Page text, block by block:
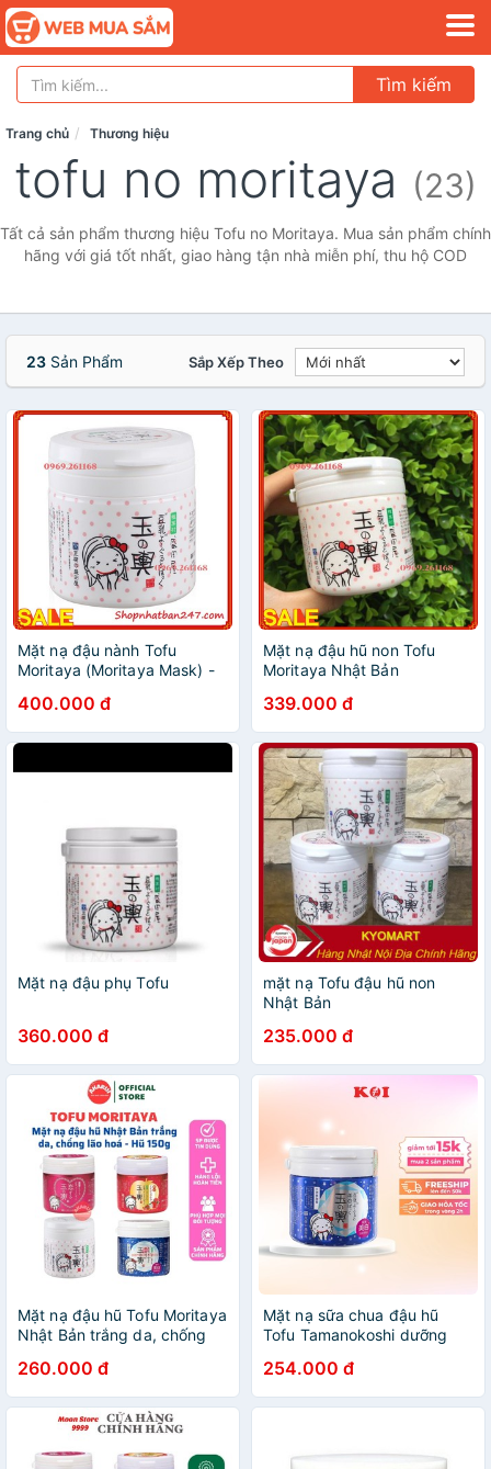
Tìm kiếm
Trang chủ Thương hiệu
tofu no moritaya (23)
Tất cả sản phẩm thương hiệu Tofu no Moritaya. Mua sản phẩm chính
hãng với giá tốt nhất, giao hàng tận nhà miễn phí, thu hộ COD
23 Sản Phẩm Sắp Xếp Theo
Mặt nạ đậu nành Tofu
Moritaya (Moritaya Mask) -
400.000 đ
Mặt nạ đậu hũ non Tofu
Moritaya Nhật Bản
339.000 đ
Mặt nạ đậu phụ Tofu
360.000 đ
mặt nạ Tofu đậu hũ non
Nhật Bản
235.000 đ
Mặt nạ đậu hũ Tofu Moritaya
Nhật Bản trắng da, chống
260.000 đ
Mặt nạ sữa chua đậu hũ
Tofu Tamanokoshi dưỡng
Nhật Bản
254.000 đ